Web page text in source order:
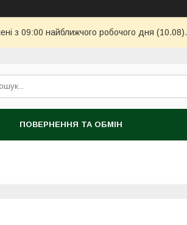
з 09:00 найближчого робочого дня (10.08).
ПОВЕРНЕННЯ ТА ОБМІН